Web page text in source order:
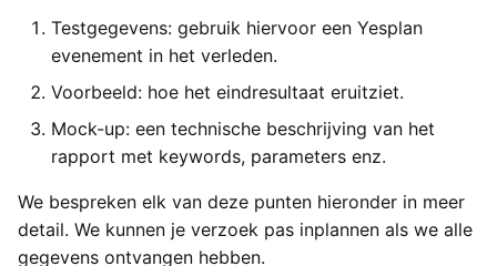
e
Gebruikersinstellingen
Importeren
Bestanden
Integraties
Systeemvoorkeuren
Verouderde en verwijderde
Types van externe
gegevens
Voorbeeld
Keywords
Aanvraag
Generieke ticketing module
Tessitura
Ticketmatic
Yesplan 27, jul 2020
Yesplan 26.2, apr 2020
Yesplan 26.1, nov 2019
Yesplan 26, okt 2019
Yesplan 25, nov 2018
Testgegevens: gebruik hiervoor een Yesplan
evenement in het verleden.
Voorbeeld: hoe het eindresultaat eruitziet.
Mock-up: een technische beschrijving van het
rapport met keywords, parameters enz.
We bespreken elk van deze punten hieronder in meer
detail. We kunnen je verzoek pas inplannen als we alle
gegevens ontvangen hebben.